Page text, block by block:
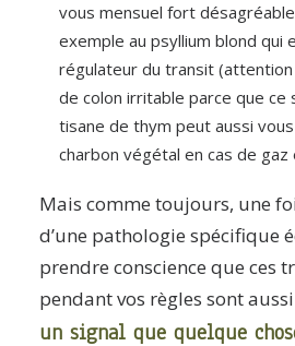
vous mensuel fort
exemple au psyllium blond qui
régulateur du transit
de colon irritable parce que ce
tisane de thym peut aussi
charbon végétal en cas de gaz
Mais comme toujours, une
d’une pathologie spécifique
prendre conscience que ces
pendant vos règles sont
un signal que quelque